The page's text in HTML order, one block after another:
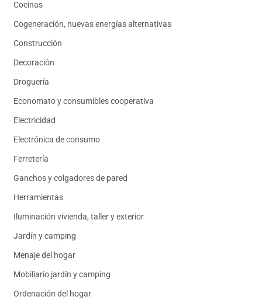
Cocinas
Cogeneración, nuevas energías alternativas
Construcción
Decoración
Droguería
Economato y consumibles cooperativa
Electricidad
Electrónica de consumo
Ferretería
Ganchos y colgadores de pared
Herramientas
Iluminación vivienda, taller y exterior
Jardín y camping
Menaje del hogar
Mobiliario jardín y camping
Ordenación del hogar